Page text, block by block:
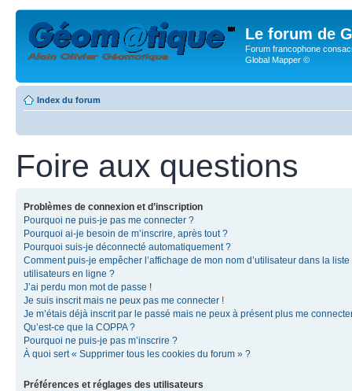
Le forum de
Forum francophone
Global Mapper ©
Index du forum
Foire aux questions
Problèmes de connexion et d’inscription
Pourquoi ne puis-je pas me connecter ?
Pourquoi ai-je besoin de m’inscrire, après tout ?
Pourquoi suis-je déconnecté automatiquement ?
Comment puis-je empêcher l’affichage de mon nom d’utilisateur dans la liste
utilisateurs en ligne ?
J’ai perdu mon mot de passe !
Je suis inscrit mais ne peux pas me connecter !
Je m’étais déjà inscrit par le passé mais ne peux à présent plus me
Qu’est-ce que la COPPA ?
Pourquoi ne puis-je pas m’inscrire ?
À quoi sert « Supprimer tous les cookies du forum » ?
Préférences et réglages des utilisateurs